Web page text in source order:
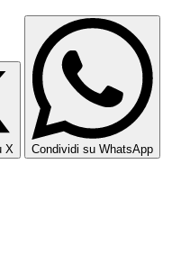
X Condividi su WhatsApp